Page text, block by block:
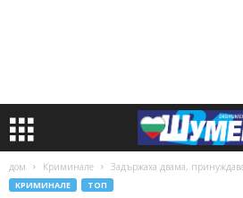
дом Криминале Задържаха двама,
КРИМИНАЛЕ ТОП